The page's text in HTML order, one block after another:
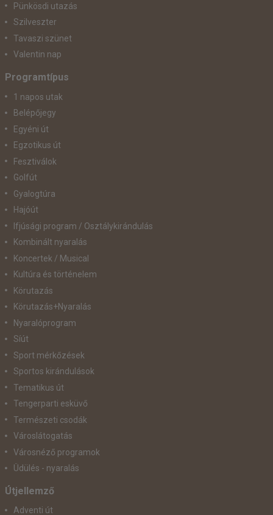
Pünkösdi utazás
Szilveszter
Tavaszi szünet
Valentin nap
Programtípus
1 napos utak
Belépőjegy
Egyéni út
Egzotikus út
Fesztiválok
Golfút
Gyalogtúra
Hajóút
Ifjúsági program / Osztálykirándulás
Kombinált nyaralás
Koncertek / Musical
Kultúra és történelem
Körutazás
Körutazás+Nyaralás
Nyaralóprogram
Síút
Sport mérkőzések
Sportos kirándulások
Tematikus út
Tengerparti esküvő
Természeti csodák
Városlátogatás
Városnéző programok
Üdülés - nyaralás
Útjellemző
Adventi út